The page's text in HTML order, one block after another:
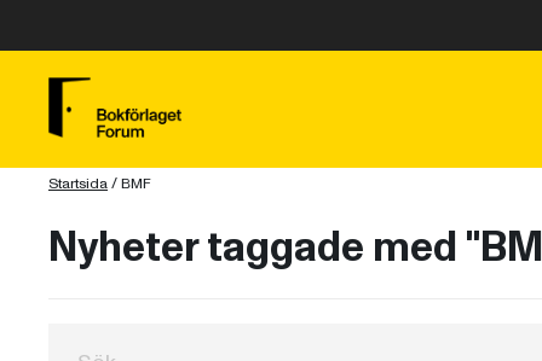
Startsida/BMF
Nyheter taggade med